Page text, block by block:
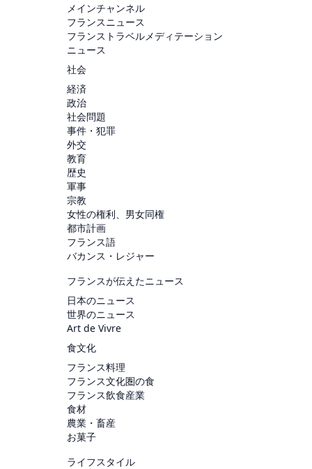
メインチャンネル
フランスニュース
フランストラベルメディテーション
ニュース
社会
経済
政治
社会問題
事件・犯罪
外交
教育
歴史
軍事
宗教
女性の権利、男女同権
都市計画
フランス語
バカンス・レジャー
フランスが伝えたニュース
日本のニュース
世界のニュース
Art de Vivre
食文化
フランス料理
フランス文化圏の食
フランス飲食産業
食材
農業・畜産
お菓子
ライフスタイル